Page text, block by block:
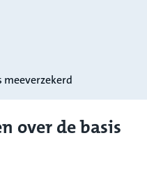
meeverzekerd
over de basis